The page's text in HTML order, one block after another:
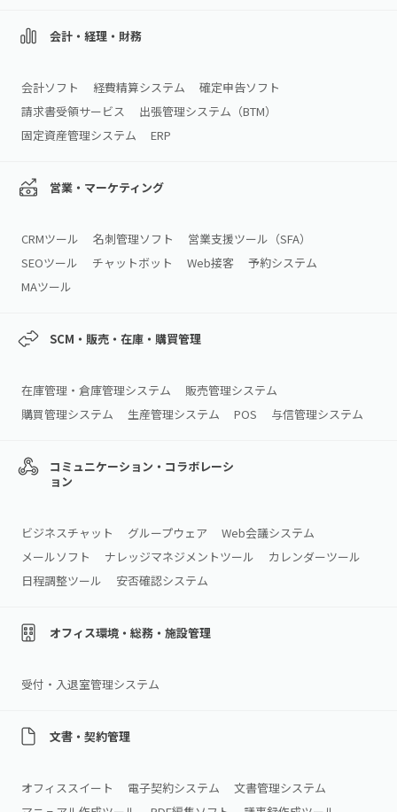
会計・経理・財務
会計ソフト 経費精算システム
確定申告ソフト
請求書受領サービス
出張管理システム（BTM）
固定資産管理システム
ERP
営業・マーケティング
CRMツール 名刺管理ソフト
営業支援ツール（SFA）
SEOツール
チャットボット Web接客
予約システム
MAツール
SCM・販売・在庫・購買管理
在庫管理・倉庫管理システム
販売管理システム
購買管理システム
生産管理システム POS 与信管理システム
コミュニケーション・コラボレーシ
ョン
ビジネスチャット グループウェア
Web会議システム
メールソフト
ナレッジマネジメントツール
カレンダーツール
日程調整ツール
安否確認システム
オフィス環境・総務・施設管理
受付・入退室管理システム
文書・契約管理
オフィススイート 電子契約システム
文書管理システム